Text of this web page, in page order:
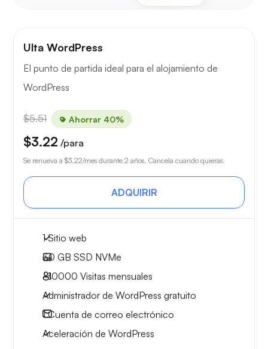
Ulta WordPress
El punto de partida ideal para el alojamiento de
WordPress
$5.51 Ahorrar 40%
$3.22 /para
Se renueva a $3.22/mes durante 2 años. Cancela cuando quieras.
ADQUIRIR
1 Sitio web
30 GB SSD NVMe
~10000 Visitas mensuales
Administrador de WordPress gratuito
1Cuenta de correo electrónico
Aceleración de WordPress